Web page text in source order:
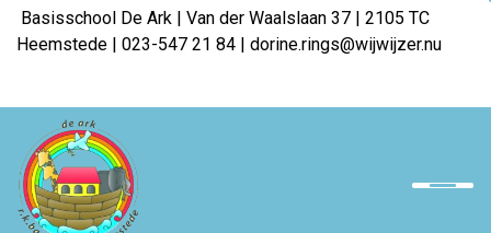
Basisschool De Ark | Van der Waalslaan 37 | 2105 TC
Heemstede | 023-547 21 84 | dorine.rings@wijwijzer.nu
Home
Onze school